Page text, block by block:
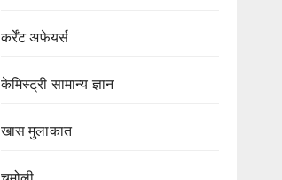
कर्रेंट अफेयर्स
केमिस्ट्री सामान्य ज्ञान
खास मुलाकात